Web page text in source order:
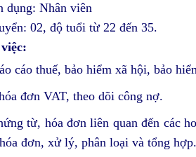
Nhân viên
02, độ tuổi từ 22 đến 35.
cáo thuế, bảo hiểm xã hội, bảo
đơn VAT, theo dõi công nợ.
từ, hóa đơn liên quan đến các
đơn, xử lý, phân loại và tổng hợp.